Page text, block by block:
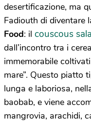
desertificazione, ma
Fadiouth di diventare
Food: il couscous
dall’incontro tra i
immemorabile coltivati
mare”. Questo piatto
lunga e laboriosa,
baobab, e viene
mangrovia, arachidi,